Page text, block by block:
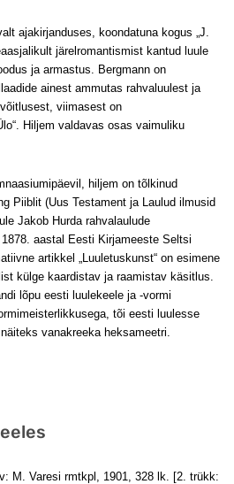
ajakirjanduses, koondatuna kogus „J.
järelromantismist kantud luule
ja armastus. Bergmann on
ainest ammutas rahvaluulest ja
viimasest on
Hiljem valdavas osas vaimuliku
hiljem on tõlkinud
Piiblit (Uus Testament ja Laulud ilmusid
Jakob Hurda rahvalaulude
1878. aastal Eesti Kirjameeste Seltsi
artikkel „Luuletuskunst“ on esimene
külge kaardistav ja raamistav käsitlus.
lõpu eesti luulekeele ja -vormi
tõi eesti luulesse
vanakreeka heksameetri.
M. Varesi rmtkpl, 1901, 328 lk. [2. trükk: